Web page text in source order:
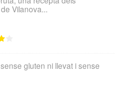
Vilanova...
gluten ni llevat i sense